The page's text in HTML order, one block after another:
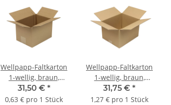
Wellpapp-Faltkarton
1-wellig, braun,
Qual. 1.20, DIN A5 |
220 x 160 x 150 mm
31,50 € *
0,63 € pro 1 Stück
Wellpapp-Faltkarton
1-wellig, braun,
Qual. 1.20 | 300 x
250 x 200 mm (L x B
31,75 € *
1,27 € pro 1 Stück